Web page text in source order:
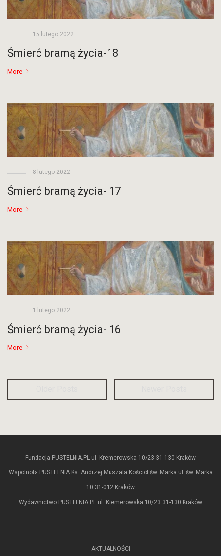
15 lutego 2022
Śmierć bramą życia-18
More
8 lutego 2022
Śmierć bramą życia- 17
More
1 lutego 2022
Śmierć bramą życia- 16
More
Fundacja PUSTELNIA.PL ul. Kremerowska 10/23 31-130 Kraków
Wspólnota PUSTELNIA Ks. Andrzej Muszala Kościół św. Marka ul. św. Marka
10 31-012 Kraków
Wydawnictwo PUSTELNIA.PL ul. Kremerowska 10/23 31-130 Kraków
AKTUALNOŚCI